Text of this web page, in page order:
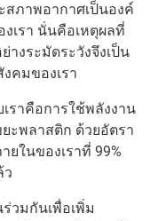
สภาพอากาศเป็นองค์
เรา นั่นคือเหตุผลที่
งระมัดระวังจึงเป็น
คมของเรา
ราคือการใช้พลังงาน
ะพลาสติก ด้วยอัตรา
ในของเราที่ 99%
ว
วมกันเพื่อเพิ่ม